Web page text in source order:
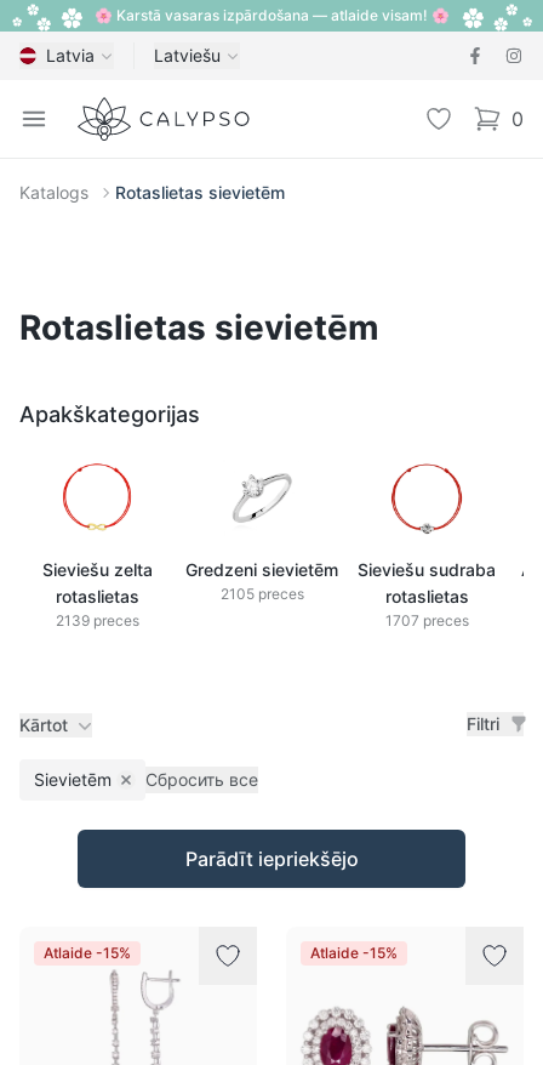
🌸 Karstā vasaras izpārdošana — atlaide visam! 🌸
Latvia Latviešu
Open menu
Calypso Vēlmju 0
items
Katalogs Rotaslietas sievietēm
Rotaslietas sievietēm
Apakškategorijas
Sieviešu zelta
rotaslietas
2139 preces
Gredzeni sievietēm
2105 preces
Sieviešu sudraba
rotaslietas
1707 preces
Kārtot Filtri
Sievietēm Remove filter
Сбросить все
Preces
Parādīt iepriekšējo
Atlaide -15% Atlaide -15%